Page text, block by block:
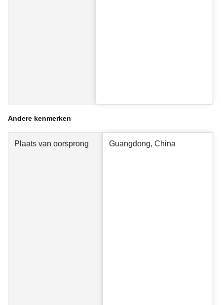
Andere kenmerken
Plaats van oorsprong Guangdong, China